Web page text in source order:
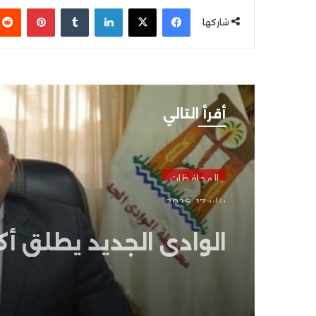
شاركها
فيسبوك
‫X لينكدإن
أقرأ التالي
المحافظات
يناير 17, 2026
الوادي الجديد يطلق
هاكاثون تكنولوجي
الابتكار وريادة الأعمال
بالمحافظة